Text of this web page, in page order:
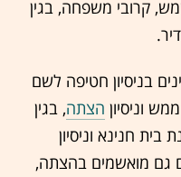
בניסיון חטיפה לשם
וניסיון הצתה, בגין
של ילד בן 7.5 משכונת בית חנינא וניסיון
גם מואשמים בהצתה,